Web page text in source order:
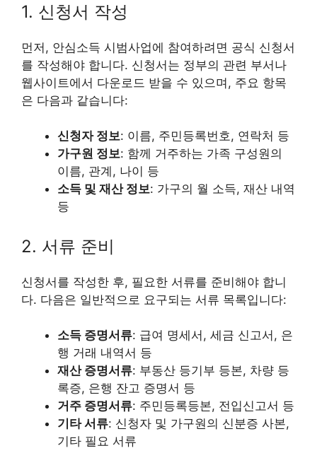
1. 신청서 작성
먼저, 안심소득 시범사업에 참여하려면 공식 신청서
를 작성해야 합니다. 신청서는 정부의 관련 부서나
웹사이트에서 다운로드 받을 수 있으며, 주요 항목
은 다음과 같습니다:
신청자 정보: 이름, 주민등록번호, 연락처 등
가구원 정보: 함께 거주하는 가족 구성원의
이름, 관계, 나이 등
소득 및 재산 정보: 가구의 월 소득, 재산 내역
등
2. 서류 준비
신청서를 작성한 후, 필요한 서류를 준비해야 합니
다. 다음은 일반적으로 요구되는 서류 목록입니다:
소득 증명서류: 급여 명세서, 세금 신고서, 은
행 거래 내역서 등
재산 증명서류: 부동산 등기부 등본, 차량 등
록증, 은행 잔고 증명서 등
거주 증명서류: 주민등록등본, 전입신고서 등
기타 서류: 신청자 및 가구원의 신분증 사본,
기타 필요 서류